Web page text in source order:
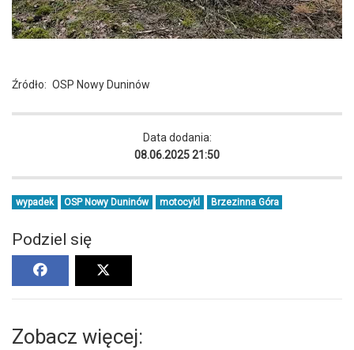
Źródło: OSP Nowy Duninów
Data dodania:
08.06.2025 21:50
wypadek OSP Nowy Duninów motocykl Brzezinna Góra
Podziel się
Zobacz więcej: